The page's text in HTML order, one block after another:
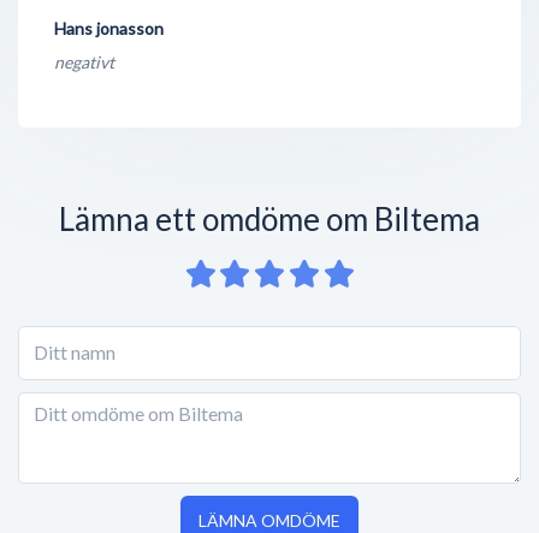
Hans jonasson
negativt
Lämna ett omdöme om Biltema
LÄMNA OMDÖME